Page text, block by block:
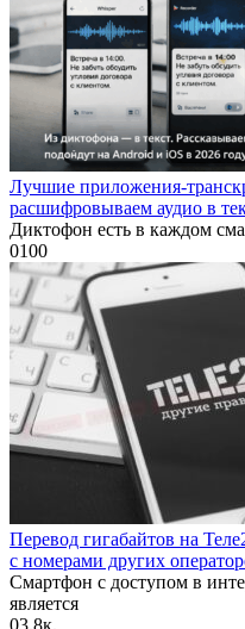
Лучшие приложения-
расшифровываем аудио в
Диктофон есть в каждом
0100
Перевод гигабайтов на
с номерами других
Смартфон с доступом в
является